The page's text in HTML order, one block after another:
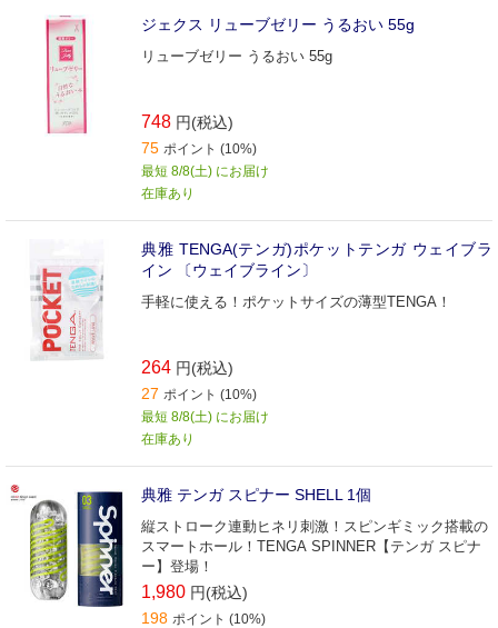
ジェクス リューブゼリー うるおい 55g
リューブゼリー うるおい 55g
748 円(税込)
75 ポイント (10%)
最短 8/8(土) にお届け
在庫あり
典雅 TENGA(テンガ)ポケットテンガ ウェイブラ
イン 〔ウェイブライン〕
手軽に使える！ポケットサイズの薄型TENGA！
264 円(税込)
27 ポイント (10%)
最短 8/8(土) にお届け
在庫あり
典雅 テンガ スピナー SHELL 1個
縦ストローク連動ヒネリ刺激！スピンギミック搭載の
スマートホール！TENGA SPINNER【テンガ スピナ
ー】登場！
1,980 円(税込)
198 ポイント (10%)